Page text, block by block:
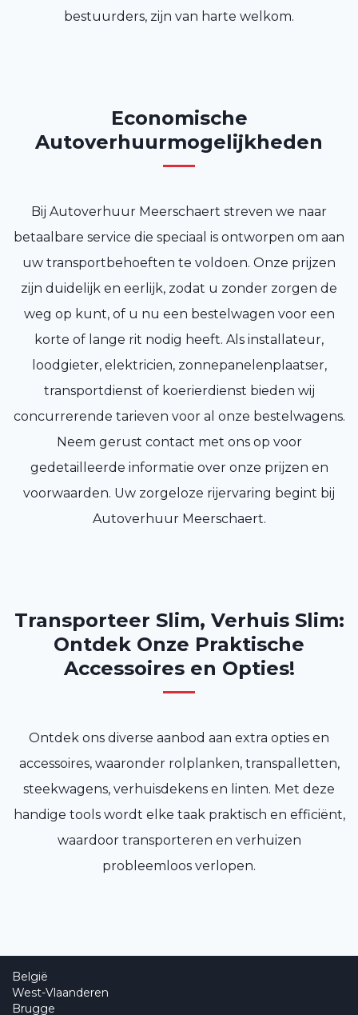
bestuurders, zijn van harte welkom.
Economische
Autoverhuurmogelijkheden
Bij Autoverhuur Meerschaert streven we naar
betaalbare service die speciaal is ontworpen om aan
uw transportbehoeften te voldoen. Onze prijzen
zijn duidelijk en eerlijk, zodat u zonder zorgen de
weg op kunt, of u nu een bestelwagen voor een
korte of lange rit nodig heeft. Als installateur,
loodgieter, elektricien, zonnepanelenplaatser,
transportdienst of koerierdienst bieden wij
concurrerende tarieven voor al onze bestelwagens.
Neem gerust contact met ons op voor
gedetailleerde informatie over onze prijzen en
voorwaarden. Uw zorgeloze rijervaring begint bij
Autoverhuur Meerschaert.
Transporteer Slim, Verhuis Slim:
Ontdek Onze Praktische
Accessoires en Opties!
Ontdek ons diverse aanbod aan extra opties en
accessoires, waaronder rolplanken, transpalletten,
steekwagens, verhuisdekens en linten. Met deze
handige tools wordt elke taak praktisch en efficiënt,
waardoor transporteren en verhuizen
probleemloos verlopen.
België
West-Vlaanderen
Brugge